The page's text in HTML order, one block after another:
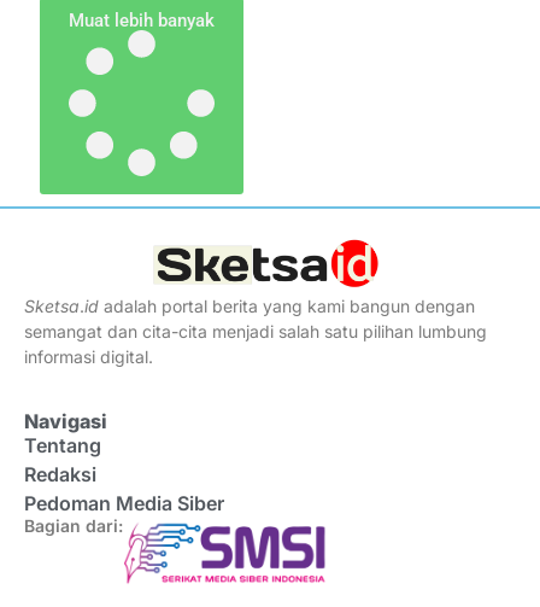
Muat lebih banyak
Sketsa.id adalah portal berita yang kami bangun dengan
semangat dan cita-cita menjadi salah satu pilihan lumbung
informasi digital.
Navigasi
Tentang
Redaksi
Pedoman Media Siber
Bagian dari: